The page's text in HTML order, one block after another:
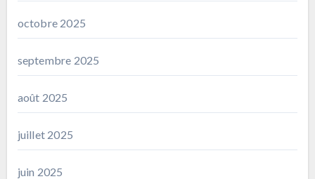
octobre 2025
septembre 2025
août 2025
juillet 2025
juin 2025